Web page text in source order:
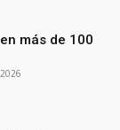
más de 100